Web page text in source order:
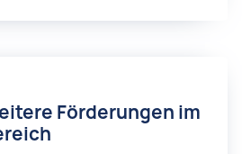
Förderungen im